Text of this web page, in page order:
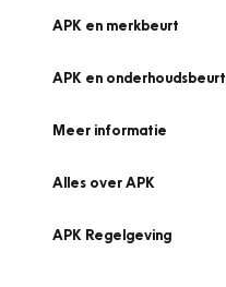
APK en merkbeurt
APK en onderhoudsbeurt
Meer informatie
Alles over APK
APK Regelgeving